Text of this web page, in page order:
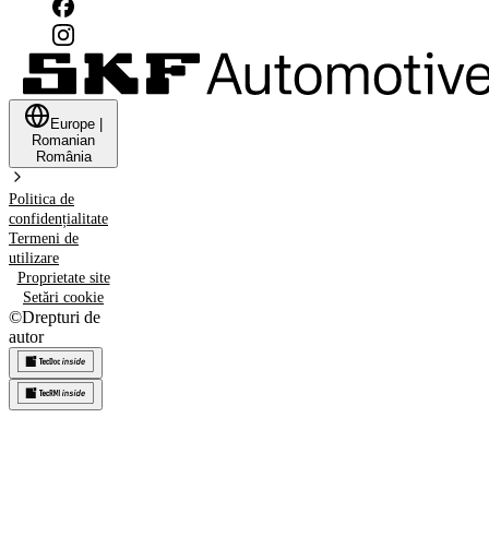
Europe
Romanian
România
Politica de
confidențialitate
Termeni de
utilizare
Proprietate site
Setări cookie
©Drepturi de
autor